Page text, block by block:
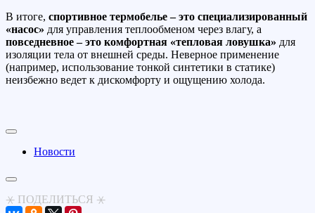
В итоге, спортивное термобелье – это специализированный
«насос» для управления теплообменом через влагу, а
повседневное – это комфортная «тепловая ловушка» для
изоляции тела от внешней среды. Неверное применение
(например, использование тонкой синтетики в статике)
неизбежно ведет к дискомфорту и ощущению холода.
Новости
⚹ ПОДЕЛИТЬСЯ ⚹